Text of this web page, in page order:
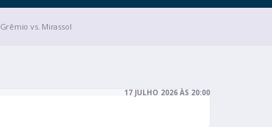
Grêmio vs. Mirassol
17 JULHO 2026 ÀS 20:00